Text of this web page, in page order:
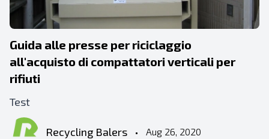
Guida alle presse per riciclaggio
all'acquisto di compattatori verticali per
rifiuti
Test
Recycling Balers • Aug 26, 2020